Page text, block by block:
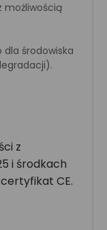
możliwością
dla środowiska
z
i środkach
CE.